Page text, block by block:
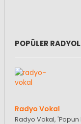
POPÜLER
Radyo Vokal
Radyo Vokal, 'Popun